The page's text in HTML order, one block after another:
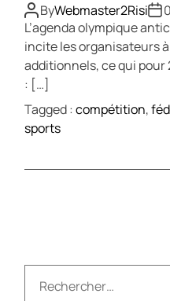
ByWebmaster2Risi
L’agenda olympique
incite les organisateurs
additionnels, ce qui pour
: […]
Tagged :compétition,
sports